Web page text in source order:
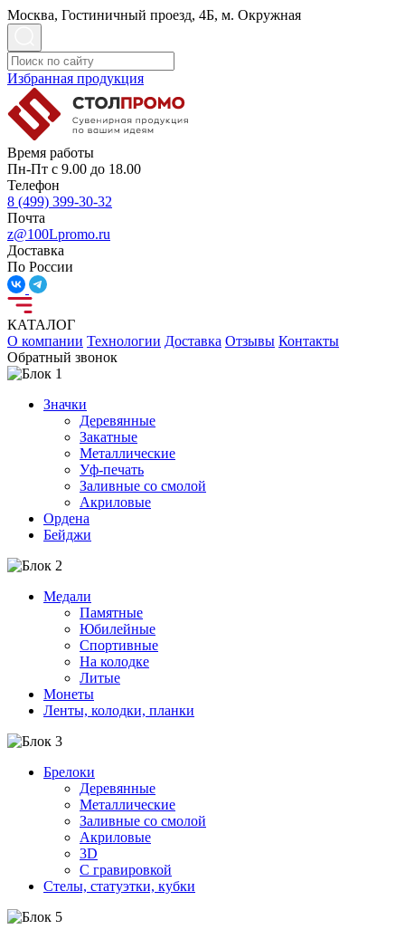
Москва, Гостиничный проезд, 4Б, м. Окружная
Избранная продукция
Время работы
Пн-Пт с 9.00 до 18.00
Телефон
8 (499) 399-30-32
Почта
z@100Lpromo.ru
Доставка
По России
КАТАЛОГ
О компании Технологии Доставка Отзывы Контакты
Обратный звонок
Значки
Деревянные
Закатные
Металлические
Уф-печать
Заливные со смолой
Акриловые
Ордена
Бейджи
Медали
Памятные
Юбилейные
Спортивные
На колодке
Литые
Монеты
Ленты, колодки, планки
Брелоки
Деревянные
Металлические
Заливные со смолой
Акриловые
3D
C гравировкой
Стелы, статуэтки, кубки